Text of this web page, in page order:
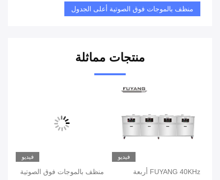
منظف بالموجات فوق الصوتية أعلى الجدول
منتجات مماثلة
فيديو
FUYANG 40KHz أربعة
فيديو
منظف ​​بالموجات فوق الصوتية